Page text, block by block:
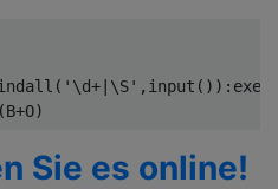
( '\d+|\S' , input ()): exec
(B+O)
Sie es online!